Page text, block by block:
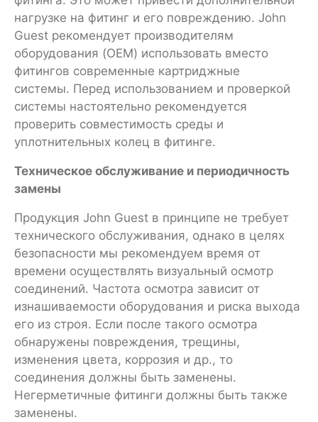
нагрузке на фитинг и его повреждению. John
Guest рекомендует производителям
оборудования (OEM) использовать вместо
фитингов современные картриджные
системы. Перед использованием и проверкой
системы настоятельно рекомендуется
проверить совместимость среды и
уплотнительных колец в фитинге.
Техническое обслуживание и периодичность
замены
Продукция John Guest в принципе не требует
технического обслуживания, однако в целях
безопасности мы рекомендуем время от
времени осуществлять визуальный осмотр
соединений. Частота осмотра зависит от
изнашиваемости оборудования и риска выхода
его из строя. Если после такого осмотра
обнаружены повреждения, трещины,
изменения цвета, коррозия и др., то
соединения должны быть заменены.
Негерметичные фитинги должны быть также
заменены.